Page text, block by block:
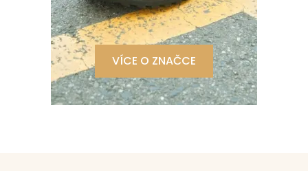
VÍCE O ZNAČCE